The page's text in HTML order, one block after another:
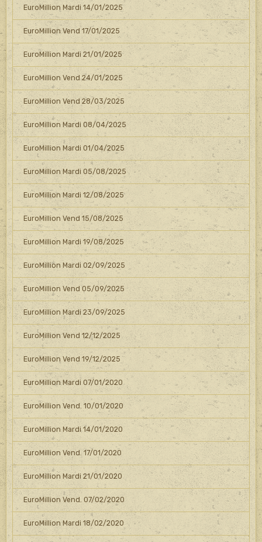
EuroMillion Mardi 14/01/2025
EuroMillion Vend 17/01/2025
EuroMillion Mardi 21/01/2025
EuroMillion Vend 24/01/2025
EuroMillion Vend 28/03/2025
EuroMillion Mardi 08/04/2025
EuroMillion Mardi 01/04/2025
EuroMillion Mardi 05/08/2025
EuroMillion Mardi 12/08/2025
EuroMillion Vend 15/08/2025
EuroMillion Mardi 19/08/2025
EuroMillion Mardi 02/09/2025
EuroMillion Vend 05/09/2025
EuroMillion Mardi 23/09/2025
EuroMillion Vend 12/12/2025
EuroMillion Vend 19/12/2025
EuroMillion Mardi 07/01/2020
EuroMillion Vend. 10/01/2020
EuroMillion Mardi 14/01/2020
EuroMillion Vend. 17/01/2020
EuroMillion Mardi 21/01/2020
EuroMillion Vend. 07/02/2020
EuroMillion Mardi 18/02/2020